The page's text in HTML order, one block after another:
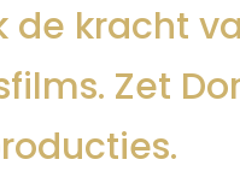
de kracht
Zet